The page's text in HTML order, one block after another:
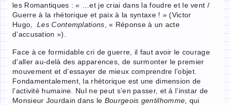
les Romantiques : « …et je criai dans la foudre et le vent /
Guerre à la rhétorique et paix à la syntaxe ! » (Victor
Hugo,Les Contemplations , « Réponse à un acte
d’accusation »).
Face à ce formidable cri de guerre, il faut avoir le courage
d’aller au-delà des apparences, de surmonter le premier
mouvement et d’essayer de mieux comprendre l’objet.
Fondamentalement, la rhétorique est une dimension de
l’activité humaine. Nul ne peut s’en passer, et à l’instar de
Monsieur Jourdain dans le Bourgeois gentilhomme , qui